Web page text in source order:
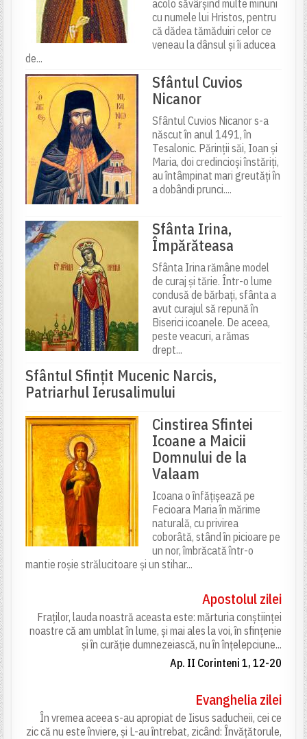
acolo săvârșind multe minuni
cu numele lui Hristos, pentru
că dădea tămăduiri celor ce
veneau la dânsul și îi aducea
de...
Sfântul Cuvios
Nicanor
Sfântul Cuvios Nicanor s-a
născut în anul 1491, în
Tesalonic. Părinții săi, Ioan și
Maria, doi credincioși înstăriți,
au întâmpinat mari greutăți în
a dobândi prunci....
Sfânta Irina,
Împărăteasa
Sfânta Irina rămâne model
de curaj și tărie. Într-o lume
condusă de bărbați, sfânta a
avut curajul să repună în
Biserici icoanele. De aceea,
peste veacuri, a rămas
drept...
Sfântul Sfinţit Mucenic Narcis,
Patriarhul Ierusalimului
Cinstirea Sfintei
Icoane a Maicii
Domnului de la
Valaam
Icoana o înfățișează pe
Fecioara Maria în mărime
naturală, cu privirea
coborâtă, stând în picioare pe
un nor, îmbrăcată într-o
mantie roșie strălucitoare și un stihar...
Apostolul zilei
Fraților, lauda noastră aceasta este: mărturia conștiinței
noastre că am umblat în lume, și mai ales la voi, în sfințenie
și în curăție dumnezeiască, nu în înțelepciune...
Ap. II Corinteni 1, 12-20
Evanghelia zilei
În vremea aceea s-au apropiat de Iisus saducheii, cei ce
zic că nu este înviere, și L-au întrebat, zicând: Învățătorule,